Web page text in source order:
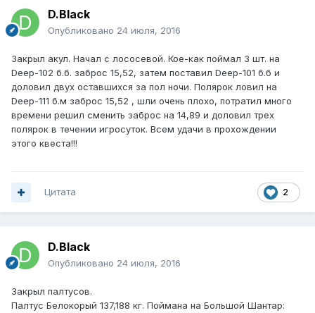
D.Black
Опубликовано 24 июля, 2016
Закрыл акул. Начал с лососевой. Кое-как поймал 3 шт. на
Deep-102 б.б. заброс 15,52, затем поставил Deep-101 б.б и
доловил двух оставшихся за пол ночи. Полярок ловил на
Deep-111 б.м заброс 15,52 , шли очень плохо, потратил много
времени решил сменить заброс на 14,89 и доловил трех
полярок в течении игросуток. Всем удачи в прохождении
этого квеста!!!
2
Цитата
D.Black
Опубликовано 24 июля, 2016
Закрыл палтусов.
Палтус Белокорый 137,188 кг. Поймана на Большой Шантар: